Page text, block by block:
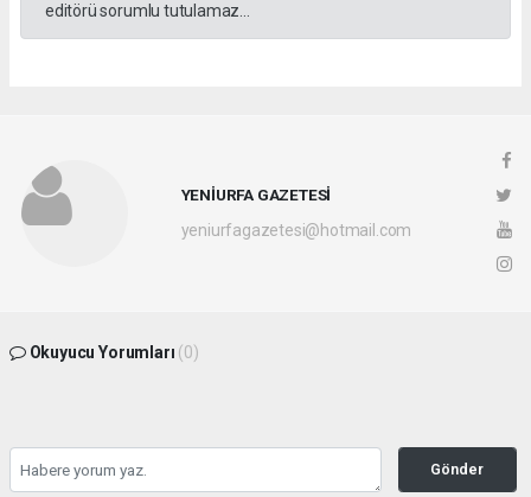
editörü sorumlu tutulamaz...
YENİURFA GAZETESİ
yeniurfagazetesi@hotmail.com
Okuyucu Yorumları (0)
Gönder